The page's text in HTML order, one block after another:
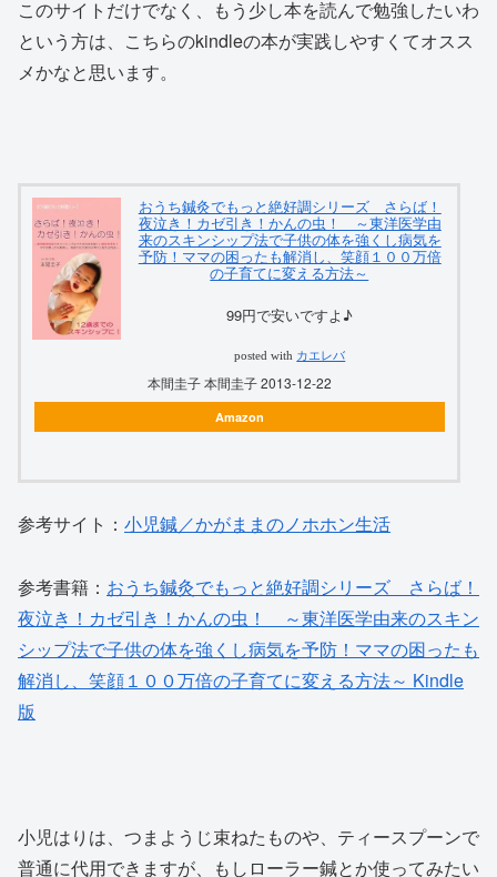
このサイトだけでなく、もう少し本を読んで勉強したいわ
という方は、こちらのkindleの本が実践しやすくてオスス
メかなと思います。
おうち鍼灸でもっと絶好調シリーズ さらば！
夜泣き！カゼ引き！かんの虫！ ～東洋医学由
来のスキンシップ法で子供の体を強くし病気を
予防！ママの困ったも解消し、笑顔１００万倍
の子育てに変える方法～
99円で安いですよ♪
posted with カエレバ
本間圭子 本間圭子 2013-12-22
Amazon
参考サイト： 小児鍼／かがままのノホホン生活
参考書籍： おうち鍼灸でもっと絶好調シリーズ さらば！
夜泣き！カゼ引き！かんの虫！ ～東洋医学由来のスキン
シップ法で子供の体を強くし病気を予防！ママの困ったも
解消し、笑顔１００万倍の子育てに変える方法～ Kindle
版
小児はりは、つまようじ束ねたものや、ティースプーンで
普通に代用できますが、もしローラー鍼とか使ってみたい